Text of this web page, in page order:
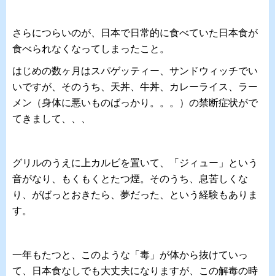
さらにつらいのが、日本で日常的に食べていた日本食が
食べられなくなってしまったこと。
はじめの数ヶ月はスパゲッティー、サンドウィッチでい
いですが、そのうち、天丼、牛丼、カレーライス、ラー
メン（身体に悪いものばっかり。。。）の禁断症状がで
てきまして、、、
グリルのうえに上カルビを置いて、「ジィュー」という
音がなり、もくもくとたつ煙。そのうち、息苦しくな
り、がばっとおきたら、夢だった、という経験もありま
す。
一年もたつと、このような「毒」が体から抜けていっ
て、日本食なしでも大丈夫になりますが、この解毒の時